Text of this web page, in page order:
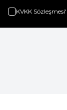
KVKK